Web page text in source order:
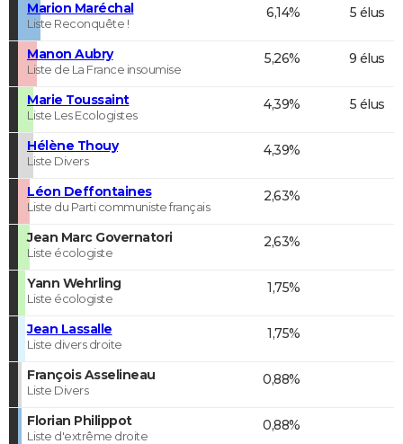
Marion Maréchal
Liste Reconquête !
6,14% 5 élus
Manon Aubry
Liste de La France insoumise
5,26% 9 élus
Marie Toussaint
Liste Les Ecologistes
4,39% 5 élus
Hélène Thouy
Liste Divers
4,39%
Léon Deffontaines
Liste du Parti communiste français
2,63%
Jean Marc Governatori
Liste écologiste
2,63%
Yann Wehrling
Liste écologiste
1,75%
Jean Lassalle
Liste divers droite
1,75%
François Asselineau
Liste Divers
0,88%
Florian Philippot
Liste d'extrême droite
0,88%